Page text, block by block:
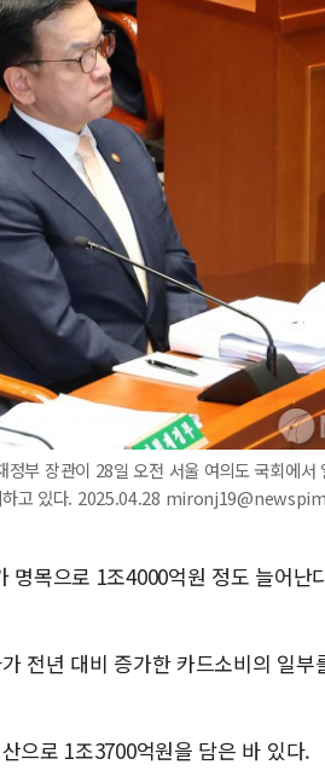
부 장관이 28일 오전 서울 여의도 국회에서
하고 있다. 2025.04.28
목으로 1조4000억원 정도 늘어난
전년 대비 증가한 카드소비의 일부
으로 1조3700억원을 담은 바 있다.